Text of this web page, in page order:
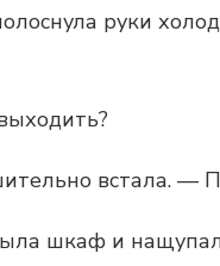
руки
встала. —
шкаф и